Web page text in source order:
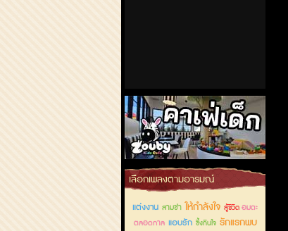
คาเฟ่เด็กลำลูกกา
เลือกเพลงตามอารมณ์
แต่งงาน สามช่า ให้กำลังใจ สู้ชีวิตอมตะ
ตลอดกาล แอบรัก ซึ้งกินใจ รักแรกพบ